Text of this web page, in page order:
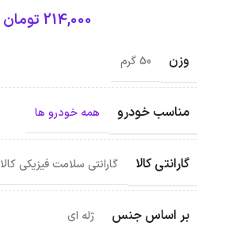
214,000 تومان
وزن 50 گرم
مناسب خودرو همه خودرو ها
گارانتی کالا گارانتی سلامت فیزیکی کالا
بر اساس جنس ژله ای